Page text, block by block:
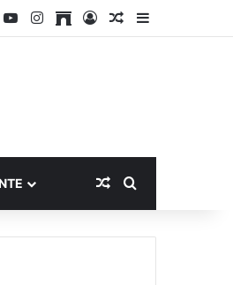
YouTubeInstagram
ArchiveAccesoPublicación al
Barra lateral
Publicación al
Buscar por